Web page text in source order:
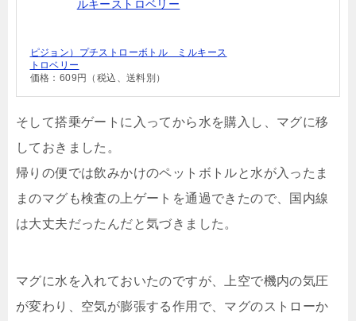
ピジョン）プチストローボトル ミルキース
トロベリー
価格：609円（税込、送料別）
そして搭乗ゲートに入ってから水を購入し、マグに移
しておきました。
帰りの便では飲みかけのペットボトルと水が入ったま
まのマグも検査の上ゲートを通過できたので、国内線
は大丈夫だったんだと気づきました。
マグに水を入れておいたのですが、上空で機内の気圧
が変わり、空気が膨張する作用で、マグのストローか